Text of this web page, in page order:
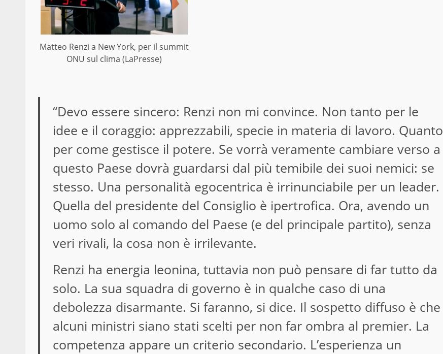
Matteo Renzi a New York, per il summit
ONU sul clima (LaPresse)
“Devo essere sincero: Renzi non mi convince. Non tanto per le
idee e il coraggio: apprezzabili, specie in materia di lavoro. Quanto
per come gestisce il potere. Se vorrà veramente cambiare verso a
questo Paese dovrà guardarsi dal più temibile dei suoi nemici: se
stesso. Una personalità egocentrica è irrinunciabile per un leader.
Quella del presidente del Consiglio è ipertrofica. Ora, avendo un
uomo solo al comando del Paese (e del principale partito), senza
veri rivali, la cosa non è irrilevante.
Renzi ha energia leonina, tuttavia non può pensare di far tutto da
solo. La sua squadra di governo è in qualche caso di una
debolezza disarmante. Si faranno, si dice. Il sospetto diffuso è che
alcuni ministri siano stati scelti per non far ombra al premier. La
competenza appare un criterio secondario. L’esperienza un